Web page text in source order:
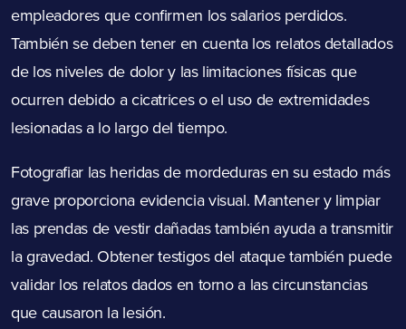
empleadores que confirmen los salarios perdidos.
También se deben tener en cuenta los relatos detallados
de los niveles de dolor y las limitaciones físicas que
ocurren debido a cicatrices o el uso de extremidades
lesionadas a lo largo del tiempo.
Fotografiar las heridas de mordeduras en su estado más
grave proporciona evidencia visual. Mantener y limpiar
las prendas de vestir dañadas también ayuda a transmitir
la gravedad. Obtener testigos del ataque también puede
validar los relatos dados en torno a las circunstancias
que causaron la lesión.